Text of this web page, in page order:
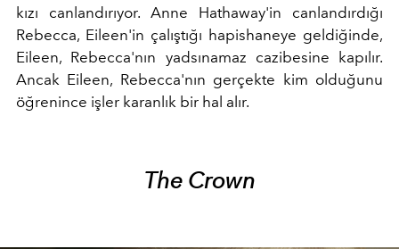
kızı canlandırıyor. Anne Hathaway'in canlandırdığı
Rebecca, Eileen'in çalıştığı hapishaneye geldiğinde,
Eileen, Rebecca'nın yadsınamaz cazibesine kapılır.
Ancak Eileen, Rebecca'nın gerçekte kim olduğunu
öğrenince işler karanlık bir hal alır.
The Crown